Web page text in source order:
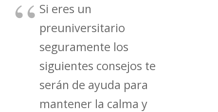
Si eres un
preuniversitario
seguramente los
siguientes consejos te
serán de ayuda para
mantener la calma y